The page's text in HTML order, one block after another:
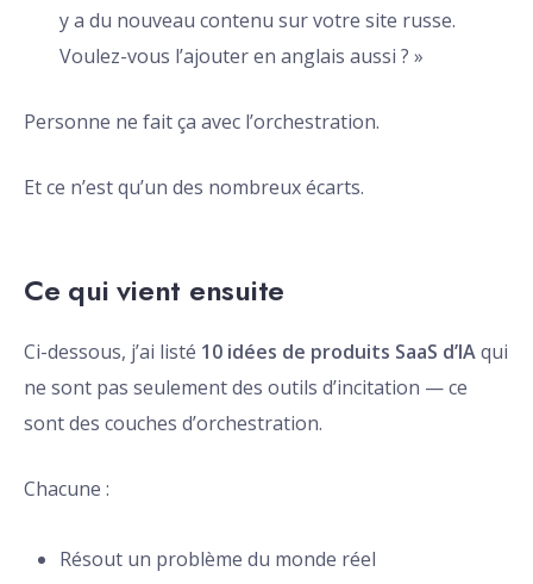
y a du nouveau contenu sur votre site russe.
Voulez-vous l’ajouter en anglais aussi ? »
Personne ne fait ça avec l’orchestration.
Et ce n’est qu’un des nombreux écarts.
Ce qui vient ensuite
Ci-dessous, j’ai listé 10 idées de produits SaaS d’IAqui
ne sont pas seulement des outils d’incitation — ce
sont des couches d’orchestration.
Chacune :
Résout un problème du monde réel